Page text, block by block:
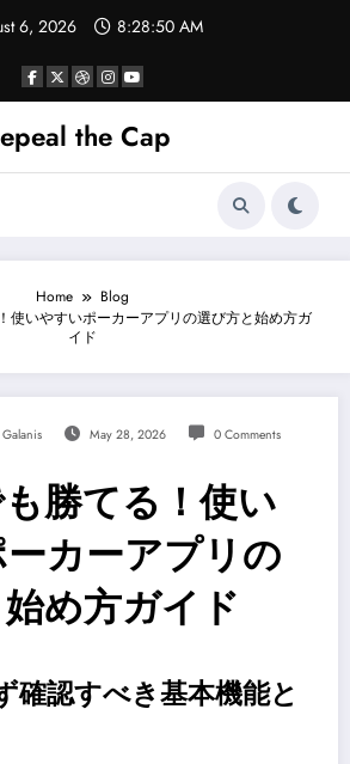
6, 2026 8:28:51 AM
the Cap
Home
Blog
使いやすいポーカーアプリの選び方と始め方ガ
イド
May 28, 2026 0 Comments
勝てる！使い
カーアプリの
め方ガイド
確認すべき基本機能と